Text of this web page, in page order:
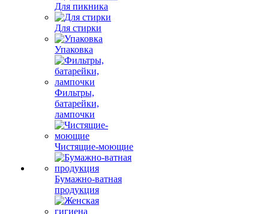
Для пикника
Для стирки
Упаковка
Фильтры,
батарейки,
лампочки
Чистящие-моющие
Бумажно-ватная
продукция